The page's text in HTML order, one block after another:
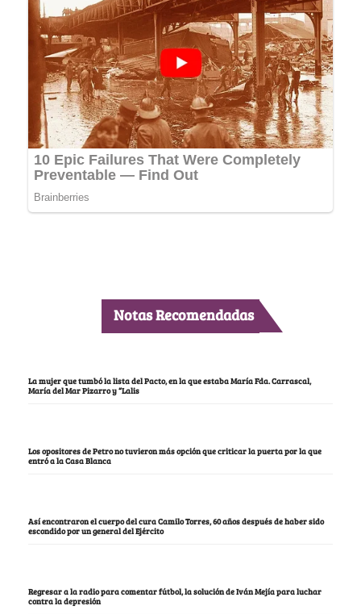
Notas Recomendadas
La mujer que tumbó la lista del Pacto, en la que estaba María Fda. Carrascal,
María del Mar Pizarro y “Lalis
Los opositores de Petro no tuvieron más opción que criticar la puerta por la que
entró a la Casa Blanca
Así encontraron el cuerpo del cura Camilo Torres, 60 años después de haber sido
escondido por un general del Ejército
Regresar a la radio para comentar fútbol, la solución de Iván Mejía para luchar
contra la depresión